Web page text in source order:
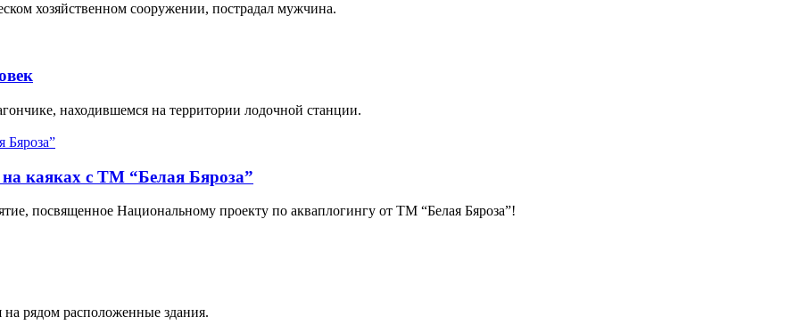
хозяйственном сооружении, пострадал мужчина.
находившемся на территории лодочной станции.
каяках с ТМ “Белая Бяроза”
посвященное Национальному проекту по акваплогингу от ТМ “Белая Бяроза”!
на рядом расположенные здания.